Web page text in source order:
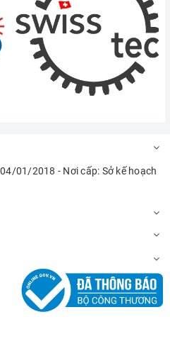
01/2018 - Nơi cấp: Sở kế hoạch